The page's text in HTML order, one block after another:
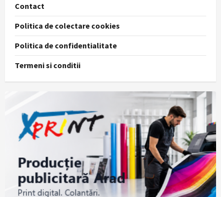
Contact
Politica de colectare cookies
Politica de confidentialitate
Termeni si conditii